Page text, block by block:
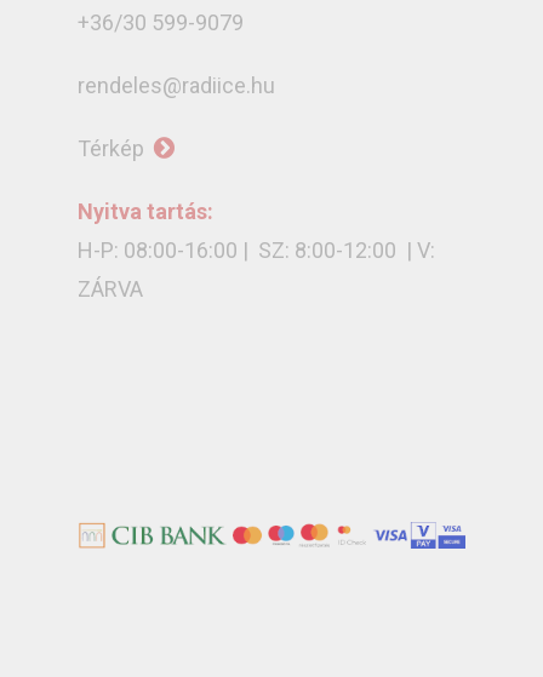
+36/30 599-9079
rendeles@radiice.hu
Térkép
Nyitva tartás:
H-P: 08:00-16:00 | SZ: 8:00-12:00 | V:
ZÁRVA